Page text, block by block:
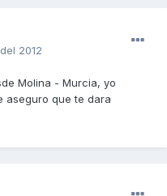
2012
Molina - Murcia, yo
aseguro que te dara